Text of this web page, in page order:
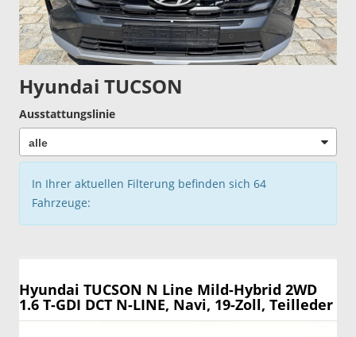
Hyundai TUCSON
Ausstattungslinie
In Ihrer aktuellen Filterung befinden sich 64
Fahrzeuge:
Hyundai TUCSON N Line Mild-Hybrid 2WD
1.6 T-GDI DCT N-LINE, Navi, 19-Zoll, Teilleder